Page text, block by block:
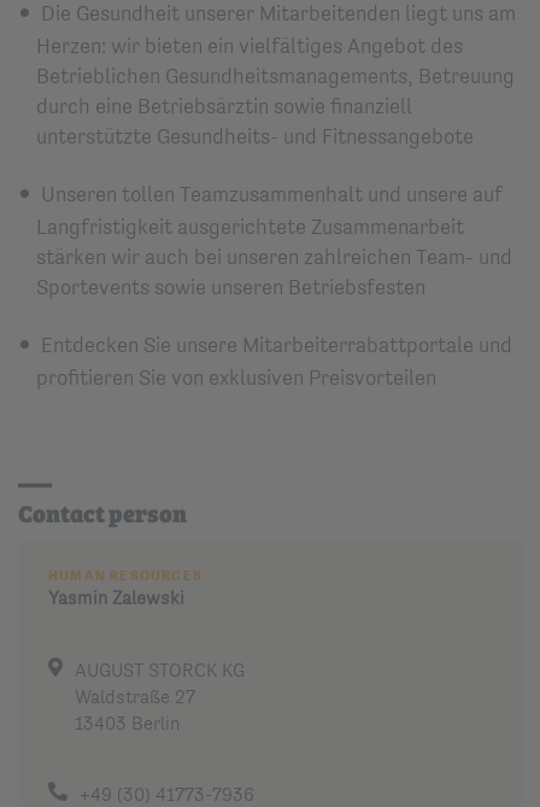
Die Gesundheit unserer Mitarbeitenden liegt uns am
Herzen: wir bieten ein vielfältiges Angebot des
Betrieblichen Gesundheitsmanagements, Betreuung
durch eine Betriebsärztin sowie finanziell
unterstützte Gesundheits- und Fitnessangebote
Unseren tollen Teamzusammenhalt und unsere auf
Langfristigkeit ausgerichtete Zusammenarbeit
stärken wir auch bei unseren zahlreichen Team- und
Sportevents sowie unseren Betriebsfesten
Entdecken Sie unsere Mitarbeiterrabattportale und
profitieren Sie von exklusiven Preisvorteilen
Contact person
HUMAN RESOURCES
Yasmin Zalewski
AUGUST STORCK KG
Waldstraße 27
13403 Berlin
+49 (30) 41773-7936